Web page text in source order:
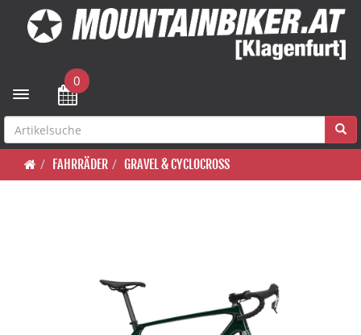
Toggle navigation
0
FAHRRÄDER GRAVEL & CYCLOCROSS